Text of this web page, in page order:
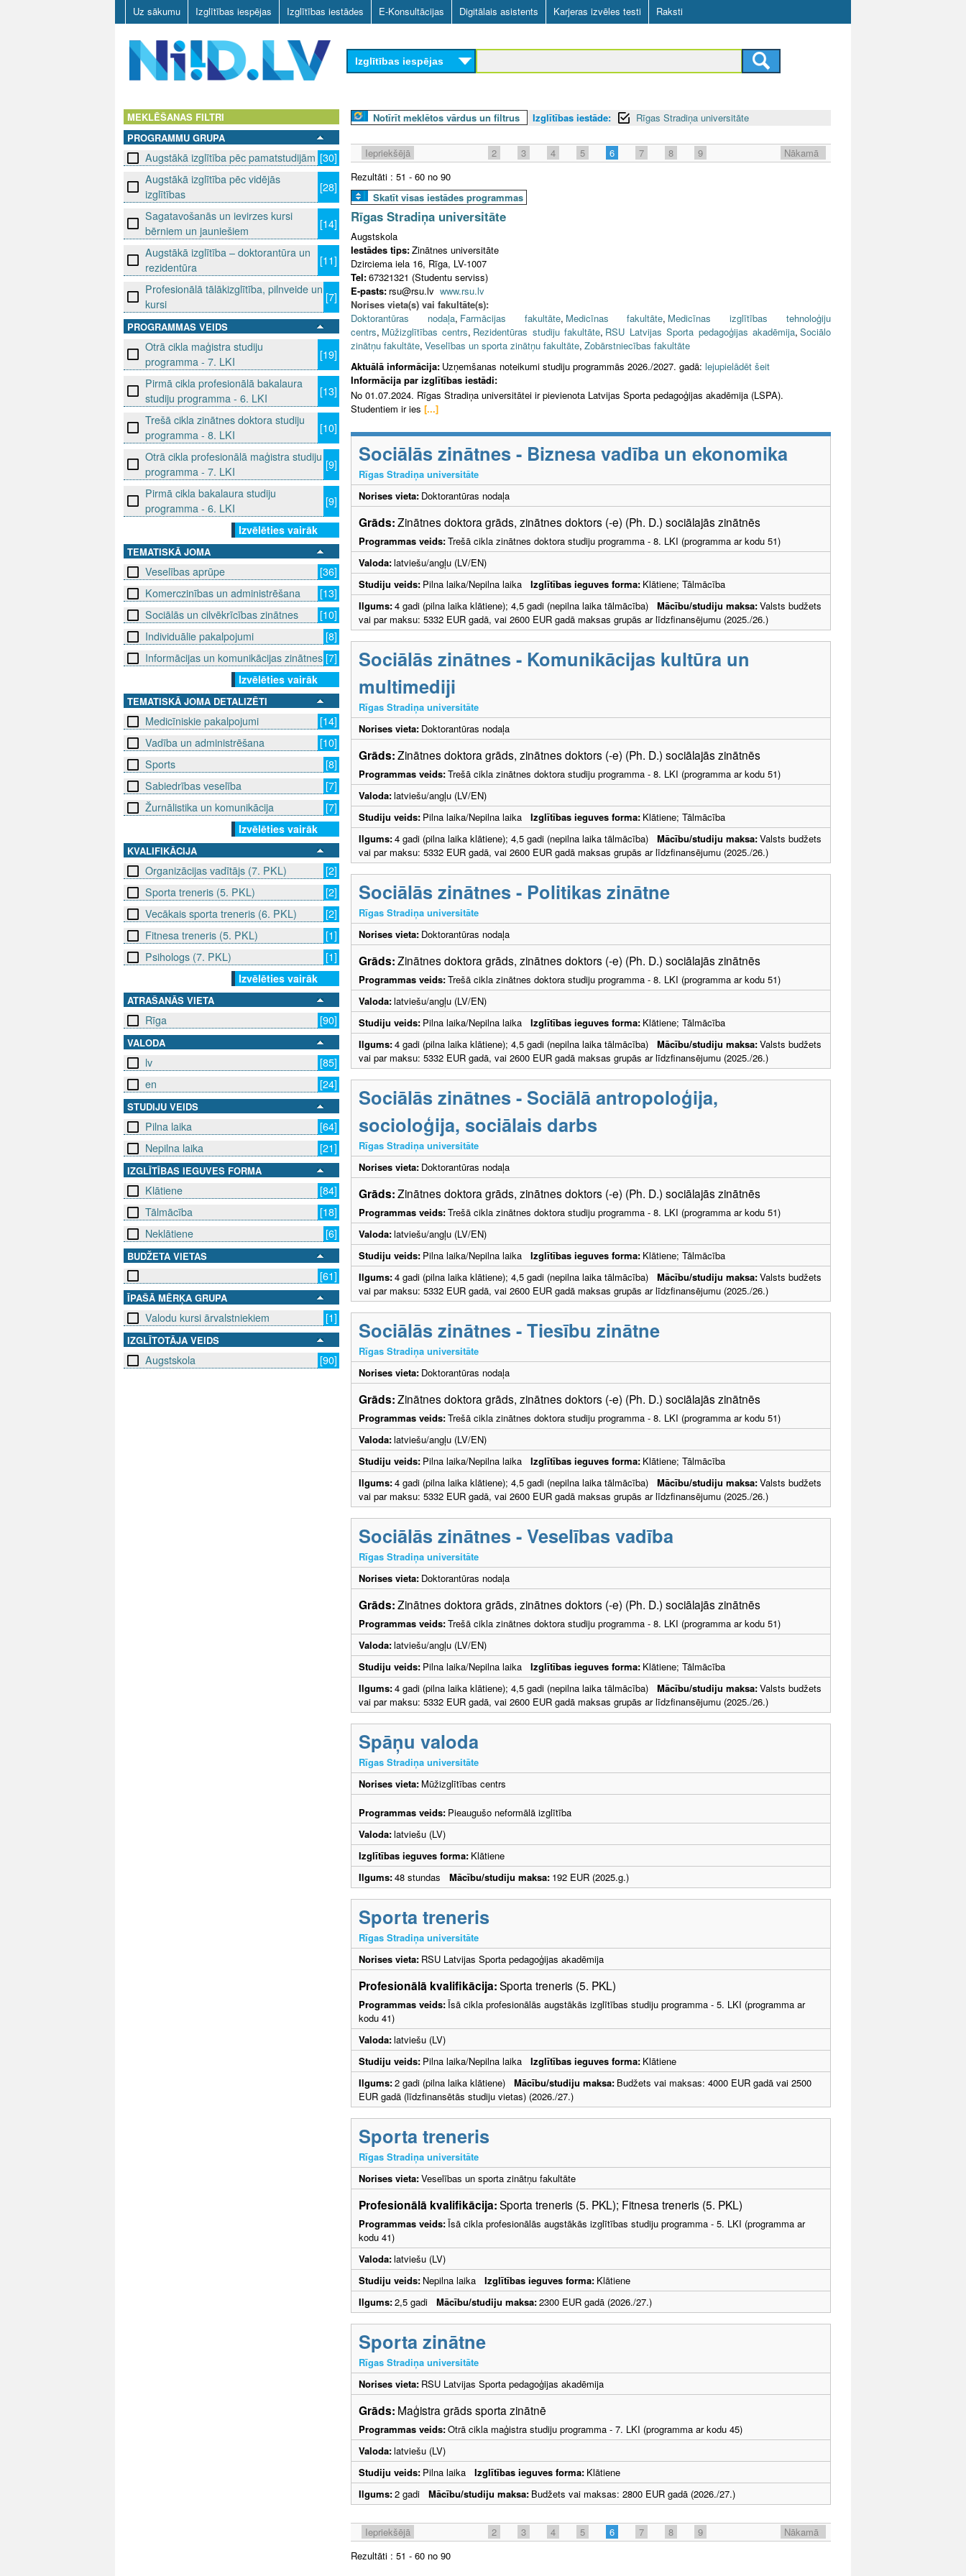
Skip
to
main
content
Uz sākumu Izglītības iespējas Izglītības iestādes E-Konsultācijas Digitālais asistents Karjeras izvēles testi Raksti
D
L
Izglītības iespējas
MEKLĒŠANAS FILTRI
PROGRAMMU GRUPA
Augstākā izglītība pēc pamatstudijām [30]
Augstākā izglītība pēc vidējās
izglītības
[28]
Sagatavošanās un ievirzes kursi
bērniem un jauniešiem
[14]
Augstākā izglītība – doktorantūra un
rezidentūra
[11]
Profesionālā tālākizglītība, pilnveide un
kursi
[7]
PROGRAMMAS VEIDS
Otrā cikla maģistra studiju
programma - 7. LKI
[19]
Pirmā cikla profesionālā bakalaura
studiju programma - 6. LKI
[13]
Trešā cikla zinātnes doktora studiju
programma - 8. LKI
[10]
Otrā cikla profesionālā maģistra studiju
programma - 7. LKI
[9]
Pirmā cikla bakalaura studiju
programma - 6. LKI
[9]
Izvēlēties vairāk
TEMATISKĀ JOMA
Veselības aprūpe
[36]
Komerczinības un administrēšana
[13]
Sociālās un cilvēkrīcības zinātnes
[10]
Individuālie pakalpojumi
[8]
Informācijas un komunikācijas zinātnes [7]
Izvēlēties vairāk
TEMATISKĀ JOMA DETALIZĒTI
Medicīniskie pakalpojumi
[14]
Vadība un administrēšana
[10]
Sports
[8]
Sabiedrības veselība
[7]
Žurnālistika un komunikācija
[7]
Izvēlēties vairāk
KVALIFIKĀCIJA
Organizācijas vadītājs (7. PKL)
[2]
Sporta treneris (5. PKL)
[2]
Vecākais sporta treneris (6. PKL)
[2]
Fitnesa treneris (5. PKL)
[1]
Psihologs (7. PKL)
[1]
Izvēlēties vairāk
ATRAŠANĀS VIETA
Rīga [90]
VALODA
lv
[85]
en
[24]
STUDIJU VEIDS
Pilna laika
[64]
Nepilna laika
[21]
IZGLĪTĪBAS IEGUVES FORMA
Klātiene
[84]
Tālmācība
[18]
Neklātiene
[6]
BUDŽETA VIETAS
[61]
ĪPAŠĀ MĒRĶA GRUPA
Valodu kursi ārvalstniekiem [1]
IZGLĪTOTĀJA VEIDS
Augstskola [90]
Notīrīt meklētos vārdus un filtrus Izglītības iestāde: Rīgas Stradiņa universitāte
Iepriekšējā 2 3 4 5 6 7 8 9
Nākamā
Rezultāti : 51 - 60 no 90
Skatīt visas iestādes programmas
Rīgas Stradiņa universitāte
Augstskola
Iestādes tips:Zinātnes universitāte
Dzirciema iela 16, Rīga, LV-1007
Tel:67321321 (Studentu serviss)
E-pasts: rsu@rsu.lv www.rsu.lv
Norises vieta(s) vai fakultāte(s):
Doktorantūras nodaļa, Farmācijas fakultāte, Medicīnas fakultāte, Medicīnas izglītības tehnoloģiju
centrs, Mūžizglītības centrs, Rezidentūras studiju fakultāte, RSU Latvijas Sporta pedagoģijas akadēmija, Sociālo
zinātņu fakultāte, Veselības un sporta zinātņu fakultāte, Zobārstniecības fakultāte
Aktuālā informācija: Uzņemšanas noteikumi studiju programmās 2026./2027. gadā: lejupielādēt šeit
Informācija par izglītības iestādi:
No 01.07.2024. Rīgas Stradiņa universitātei ir pievienota Latvijas Sporta pedagoģijas akadēmija (LSPA).
Studentiem ir ies [...]
Sociālās zinātnes - Biznesa vadība un ekonomika
Rīgas Stradiņa universitāte
Norises vieta: Doktorantūras nodaļa
Grāds:Zinātnes doktora grāds, zinātnes doktors (-e) (Ph. D.) sociālajās zinātnēs
Programmas veids:Trešā cikla zinātnes doktora studiju programma - 8. LKI (programma ar kodu 51)
Valoda:latviešu/angļu (LV/EN)
Studiju veids: Pilna laika/Nepilna laika Izglītības ieguves forma: Klātiene; Tālmācība
Ilgums:4 gadi (pilna laika klātiene); 4,5 gadi (nepilna laika tālmācība) Mācību/studiju maksa:Valsts budžets
vai par maksu: 5332 EUR gadā, vai 2600 EUR gadā maksas grupās ar līdzfinansējumu (2025./26.)
Sociālās zinātnes - Komunikācijas kultūra un
multimediji
Rīgas Stradiņa universitāte
Norises vieta: Doktorantūras nodaļa
Grāds:Zinātnes doktora grāds, zinātnes doktors (-e) (Ph. D.) sociālajās zinātnēs
Programmas veids:Trešā cikla zinātnes doktora studiju programma - 8. LKI (programma ar kodu 51)
Valoda:latviešu/angļu (LV/EN)
Studiju veids: Pilna laika/Nepilna laika Izglītības ieguves forma: Klātiene; Tālmācība
Ilgums:4 gadi (pilna laika klātiene); 4,5 gadi (nepilna laika tālmācība) Mācību/studiju maksa:Valsts budžets
vai par maksu: 5332 EUR gadā, vai 2600 EUR gadā maksas grupās ar līdzfinansējumu (2025./26.)
Sociālās zinātnes - Politikas zinātne
Rīgas Stradiņa universitāte
Norises vieta: Doktorantūras nodaļa
Grāds:Zinātnes doktora grāds, zinātnes doktors (-e) (Ph. D.) sociālajās zinātnēs
Programmas veids:Trešā cikla zinātnes doktora studiju programma - 8. LKI (programma ar kodu 51)
Valoda:latviešu/angļu (LV/EN)
Studiju veids: Pilna laika/Nepilna laika Izglītības ieguves forma: Klātiene; Tālmācība
Ilgums:4 gadi (pilna laika klātiene); 4,5 gadi (nepilna laika tālmācība) Mācību/studiju maksa:Valsts budžets
vai par maksu: 5332 EUR gadā, vai 2600 EUR gadā maksas grupās ar līdzfinansējumu (2025./26.)
Sociālās zinātnes - Sociālā antropoloģija,
socioloģija, sociālais darbs
Rīgas Stradiņa universitāte
Norises vieta: Doktorantūras nodaļa
Grāds:Zinātnes doktora grāds, zinātnes doktors (-e) (Ph. D.) sociālajās zinātnēs
Programmas veids:Trešā cikla zinātnes doktora studiju programma - 8. LKI (programma ar kodu 51)
Valoda:latviešu/angļu (LV/EN)
Studiju veids: Pilna laika/Nepilna laika Izglītības ieguves forma: Klātiene; Tālmācība
Ilgums:4 gadi (pilna laika klātiene); 4,5 gadi (nepilna laika tālmācība) Mācību/studiju maksa:Valsts budžets
vai par maksu: 5332 EUR gadā, vai 2600 EUR gadā maksas grupās ar līdzfinansējumu (2025./26.)
Sociālās zinātnes - Tiesību zinātne
Rīgas Stradiņa universitāte
Norises vieta: Doktorantūras nodaļa
Grāds:Zinātnes doktora grāds, zinātnes doktors (-e) (Ph. D.) sociālajās zinātnēs
Programmas veids:Trešā cikla zinātnes doktora studiju programma - 8. LKI (programma ar kodu 51)
Valoda:latviešu/angļu (LV/EN)
Studiju veids: Pilna laika/Nepilna laika Izglītības ieguves forma: Klātiene; Tālmācība
Ilgums:4 gadi (pilna laika klātiene); 4,5 gadi (nepilna laika tālmācība) Mācību/studiju maksa:Valsts budžets
vai par maksu: 5332 EUR gadā, vai 2600 EUR gadā maksas grupās ar līdzfinansējumu (2025./26.)
Sociālās zinātnes - Veselības vadība
Rīgas Stradiņa universitāte
Norises vieta: Doktorantūras nodaļa
Grāds:Zinātnes doktora grāds, zinātnes doktors (-e) (Ph. D.) sociālajās zinātnēs
Programmas veids:Trešā cikla zinātnes doktora studiju programma - 8. LKI (programma ar kodu 51)
Valoda:latviešu/angļu (LV/EN)
Studiju veids: Pilna laika/Nepilna laika Izglītības ieguves forma: Klātiene; Tālmācība
Ilgums:4 gadi (pilna laika klātiene); 4,5 gadi (nepilna laika tālmācība) Mācību/studiju maksa:Valsts budžets
vai par maksu: 5332 EUR gadā, vai 2600 EUR gadā maksas grupās ar līdzfinansējumu (2025./26.)
Spāņu valoda
Rīgas Stradiņa universitāte
Norises vieta: Mūžizglītības centrs
Programmas veids: Pieaugušo neformālā izglītība
Valoda:latviešu (LV)
Izglītības ieguves forma: Klātiene
Ilgums:48 stundas Mācību/studiju maksa: 192 EUR (2025.g.)
Sporta treneris
Rīgas Stradiņa universitāte
Norises vieta: RSU Latvijas Sporta pedagoģijas akadēmija
Profesionālā kvalifikācija:Sporta treneris (5. PKL)
Programmas veids:Īsā cikla profesionālās augstākās izglītības studiju programma - 5. LKI (programma ar
kodu 41)
Valoda:latviešu (LV)
Studiju veids: Pilna laika/Nepilna laika Izglītības ieguves forma: Klātiene
Ilgums:2 gadi (pilna laika klātiene) Mācību/studiju maksa: Budžets vai maksas: 4000 EUR gadā vai 2500
EUR gadā (līdzfinansētās studiju vietas) (2026./27.)
Sporta treneris
Rīgas Stradiņa universitāte
Norises vieta:Veselības un sporta zinātņu fakultāte
Profesionālā kvalifikācija:Sporta treneris (5. PKL); Fitnesa treneris (5. PKL)
Programmas veids:Īsā cikla profesionālās augstākās izglītības studiju programma - 5. LKI (programma ar
kodu 41)
Valoda:latviešu (LV)
Studiju veids: Nepilna laika Izglītības ieguves forma: Klātiene
Ilgums:2,5 gadi Mācību/studiju maksa:2300 EUR gadā (2026./27.)
Sporta zinātne
Rīgas Stradiņa universitāte
Norises vieta: RSU Latvijas Sporta pedagoģijas akadēmija
Grāds: Maģistra grāds sporta zinātnē
Programmas veids:Otrā cikla maģistra studiju programma - 7. LKI (programma ar kodu 45)
Valoda:latviešu (LV)
Studiju veids: Pilna laika Izglītības ieguves forma: Klātiene
Ilgums:2 gadi Mācību/studiju maksa: Budžets vai maksas: 2800 EUR gadā (2026./27.)
Iepriekšējā 2 3 4 5 6 7 8 9
Nākamā
Rezultāti : 51 - 60 no 90